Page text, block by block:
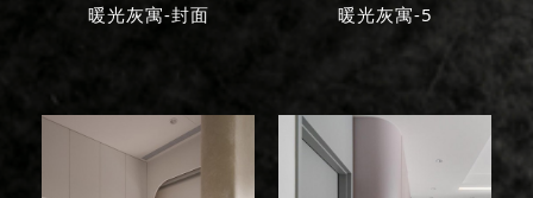
暖光灰寓-封面 暖光灰寓-5